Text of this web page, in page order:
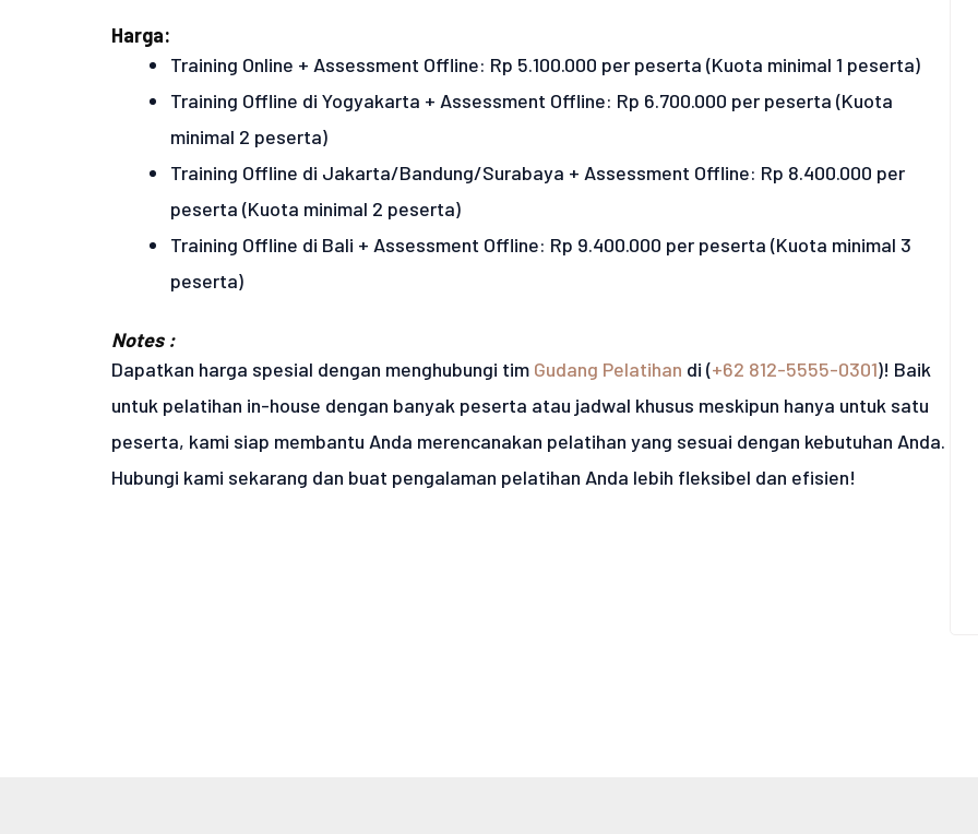
Harga:
Training Online + Assessment Offline: Rp 5.100.000 per peserta (Kuota minimal 1 peserta)
Training Offline di Yogyakarta + Assessment Offline: Rp 6.700.000 per peserta (Kuota
minimal 2 peserta)
Training Offline di Jakarta/Bandung/Surabaya + Assessment Offline: Rp 8.400.000 per
peserta (Kuota minimal 2 peserta)
Training Offline di Bali + Assessment Offline: Rp 9.400.000 per peserta (Kuota minimal 3
peserta)
Notes :
Dapatkan harga spesial dengan menghubungi tim Gudang Pelatihan di (+62 812-5555-0301)! Baik
untuk pelatihan in-house dengan banyak peserta atau jadwal khusus meskipun hanya untuk satu
peserta, kami siap membantu Anda merencanakan pelatihan yang sesuai dengan kebutuhan Anda.
Hubungi kami sekarang dan buat pengalaman pelatihan Anda lebih fleksibel dan efisien!